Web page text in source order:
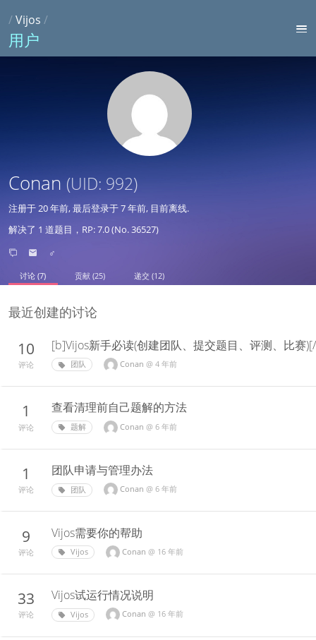
/Vijos /
用户
Conan (UID: 992)
注册于20 年前, 最后登录于7 年前, 目前离线.
解决了 1 道题目，RP: 7.0 (No. 36527)
♂
讨论 (7) 贡献 (25) 递交 (12)
最近创建的讨论
10
评论
[b]Vijos新手必读(创建团队、提交题目、评测、比赛
团队 Conan @ 4 年前
1
评论
查看清理前自己题解的方法
题解 Conan @ 6 年前
1
评论
团队申请与管理办法
团队 Conan @ 6 年前
9
评论
Vijos需要你的帮助
Vijos Conan @ 16 年前
33
评论
Vijos试运行情况说明
Vijos Conan @ 16 年前